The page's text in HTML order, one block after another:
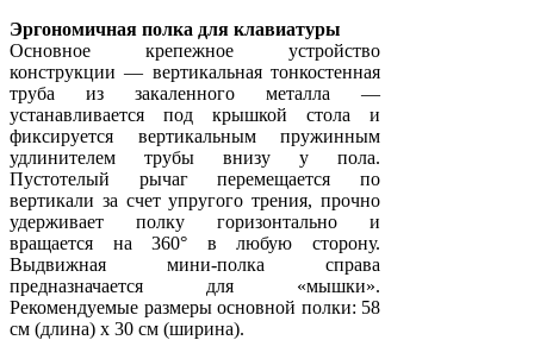
Эргономичная полка для клавиатуры
Основное крепежное устройство
конструкции — вертикальная тонкостенная
труба из закаленного металла —
устанавливается под крышкой стола и
фиксируется вертикальным пружинным
удлинителем трубы внизу у пола.
Пустотелый рычаг перемещается по
вертикали за счет упругого трения, прочно
удерживает полку горизонтально и
вращается на 360° в любую сторону.
Выдвижная мини-полка справа
предназначается для «мышки».
Рекомендуемые размеры основной полки: 58
см (длина) х 30 см (ширина).